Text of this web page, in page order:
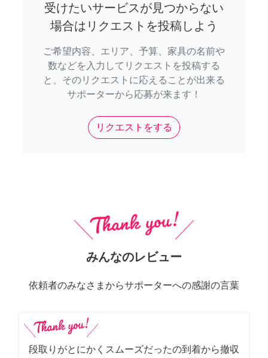
受けたいサービスが見つからない
場合はリクエストを投稿しよう
ご希望内容、エリア、予算、家具の名前や
数などを入力してリクエストを投稿する
と、そのリクエストに応えることが出来る
サポーターから応募が来ます！
リクエストをする
みんなのレビュー
依頼者のみなさまからサポーターへの感謝の言葉
段取りがとにかくスムーズだったの到着から撤収